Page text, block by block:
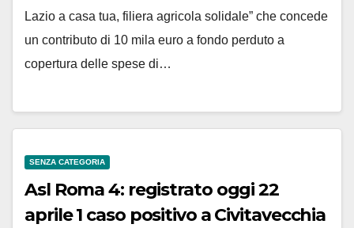
Lazio a casa tua, filiera agricola solidale” che concede
un contributo di 10 mila euro a fondo perduto a
copertura delle spese di…
SENZA CATEGORIA
Asl Roma 4: registrato oggi 22
aprile 1 caso positivo a Civitavecchia